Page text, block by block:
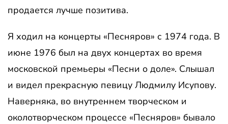
продается лучше позитива.
Я ходил на концерты «Песняров» с 1974 года. В
июне 1976 был на двух концертах во время
московской премьеры «Песни о доле». Слышал
и видел прекрасную певицу Людмилу Исупову.
Наверняка, во внутреннем творческом и
околотворческом процессе «Песняров» бывало